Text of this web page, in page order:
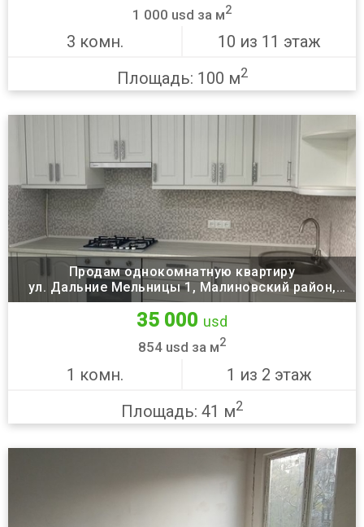
1 000 usd за м2
3 комн.
10 из 11 этаж
Площадь: 100 м2
Продам однокомнатную квартиру
ул. Дальние Мельницы 1, Малиновский район,
Одесса
35 000 usd
854 usd за м2
1 комн.
1 из 2 этаж
Площадь: 41 м2